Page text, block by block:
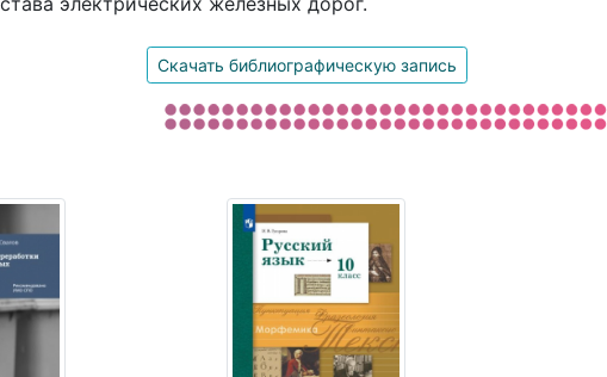
Скачать библиографическую запись